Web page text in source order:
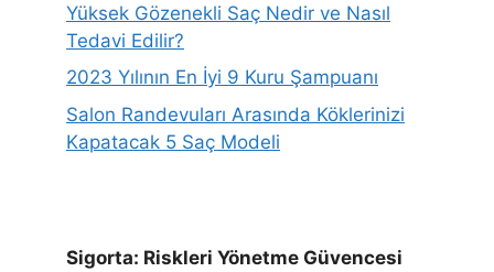
Yüksek Gözenekli Saç Nedir ve Nasıl
Tedavi Edilir?
2023 Yılının En İyi 9 Kuru Şampuanı
Salon Randevuları Arasında Köklerinizi
Kapatacak 5 Saç Modeli
Sigorta: Riskleri Yönetme Güvencesi